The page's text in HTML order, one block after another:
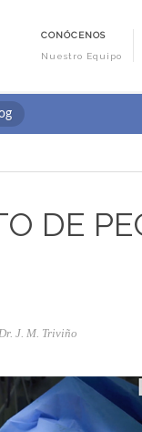
CONÓCENOS
Nuestro Equipo
DE
J. M. Triviño